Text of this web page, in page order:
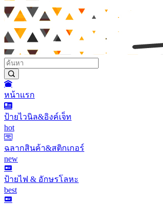
หน้าแรก
ป้ายไวนิล&อิงค์เจ็ท
hot
ฉลากสินค้า&สติกเกอร์
new
ป้ายไฟ & อักษรโลหะ
best